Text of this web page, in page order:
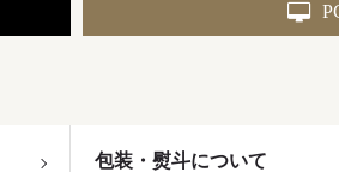
包装・熨斗について